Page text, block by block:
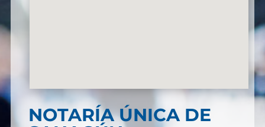
NOTARÍA ÚNICA DE